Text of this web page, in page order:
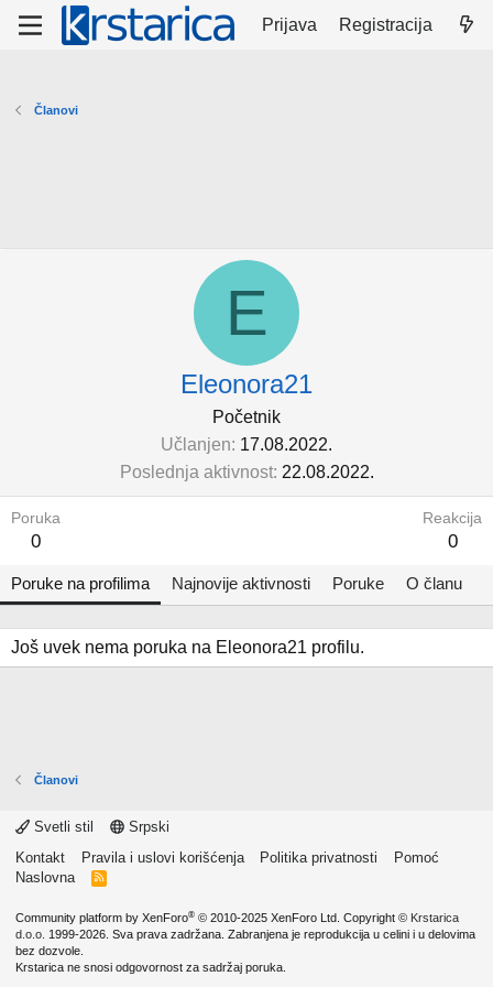
Prijava Registracija
Članovi
E
Eleonora21
Početnik
Učlanjen 17.08.2022.
Poslednja aktivnost 22.08.2022.
Poruka
0
Reakcija
0
Poruke na profilima Najnovije aktivnosti Poruke O članu
Još uvek nema poruka na Eleonora21 profilu.
Članovi
Svetli stil
Srpski
Kontakt
Pravila i uslovi korišćenja Politika privatnosti
Pomoć
Naslovna
R
Community platform by XenForo® © 2010-2025 XenForo Ltd. Copyright © Krstarica
d.o.o. 1999-2026. Sva prava zadržana. Zabranjena je reprodukcija u celini i u delovima
bez dozvole.
Krstarica ne snosi odgovornost za sadržaj poruka.